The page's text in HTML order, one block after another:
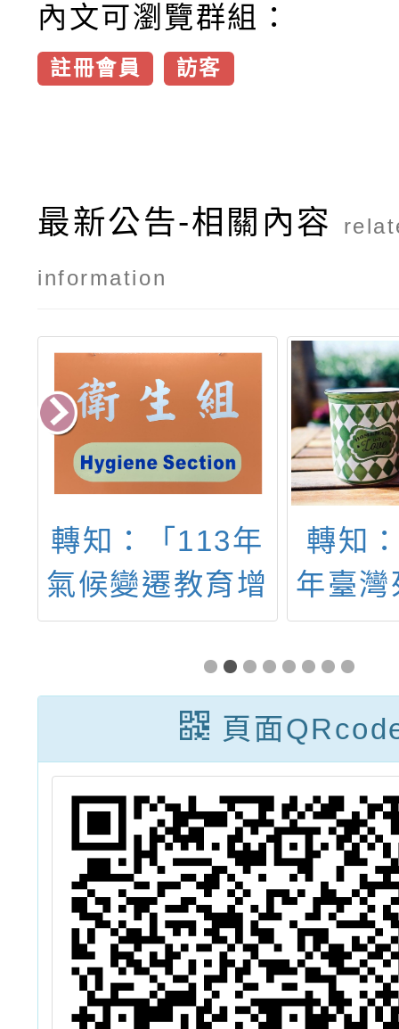
內文可瀏覽群組：
註冊會員 訪客
最新公告-相關內容
information
轉知：「113年
氣候變遷教育增
能與調適議題融
入教學課程跨領
域工作坊」簡章
1份
轉知
年臺
與人
頁面